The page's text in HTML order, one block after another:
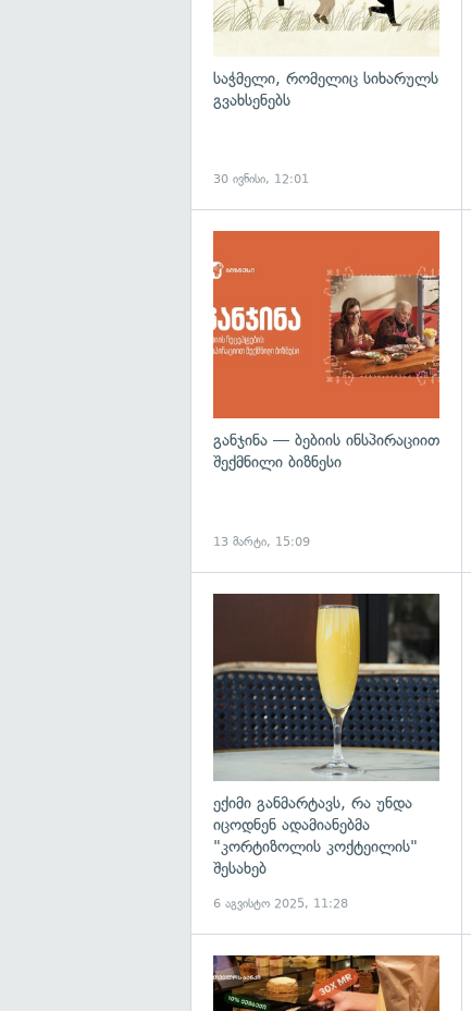
საჭმელი, რომელიც სიხარულს
გვახსენებს
30 ივნისი, 12:01
განჯინა — ბებიის ინსპირაციით
შექმნილი ბიზნესი
13 მარტი, 15:09
ექიმი განმარტავს, რა უნდა
იცოდნენ ადამიანებმა
"კორტიზოლის კოქტეილის"
შესახებ
6 აგვისტო 2025, 11:28